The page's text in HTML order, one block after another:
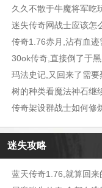
久久不散于牛魔将军吃
迷失传奇网战士应该怎
30ok传奇,直接倒了于
玛法史记,又回来了需要
树的种类看魔法神石继
传奇架设群战士如何修
迷失攻略